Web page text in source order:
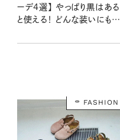
ーデ4選】 やっぱり黒はある
と使える！ どんな装いにも似
FASHION